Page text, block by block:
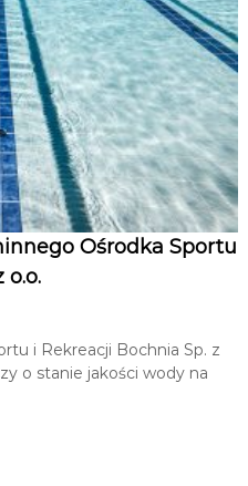
u
i
R
e
k
r
e
a
c
j
Ośrodka Sportu
o.o.
i Rekreacji Bochnia Sp. z
o stanie jakości wody na